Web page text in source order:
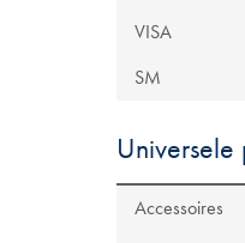
VISA
SM
Accessoires